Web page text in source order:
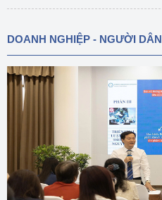
DOANH NGHIỆP - NGƯỜI DÂN